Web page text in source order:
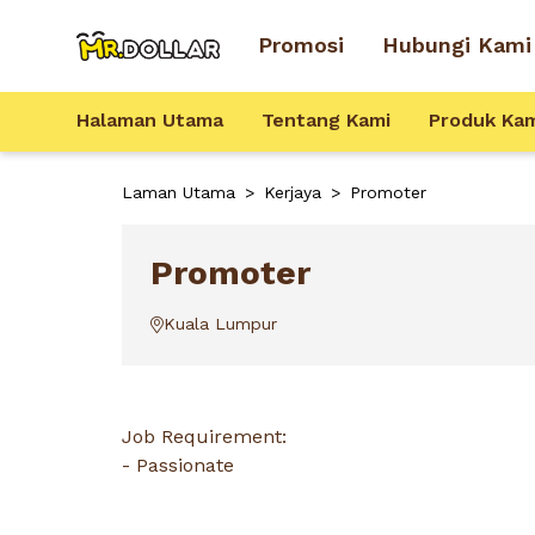
Promosi Hubungi Kami
Halaman Utama Tentang Kami Produk
Laman Utama > Kerjaya > Promoter
Promoter
Kuala Lumpur
Job Requirement:
- Passionate